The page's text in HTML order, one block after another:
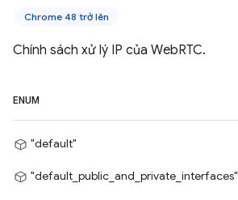
Chrome 48 trở lên
Chính sách xử lý IP của WebRTC.
ENUM
"default"
"default_public_and_private_interfaces"